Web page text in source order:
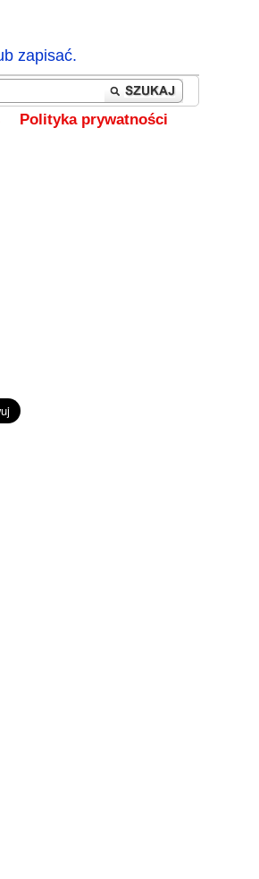
zapisać.
Polityka prywatności